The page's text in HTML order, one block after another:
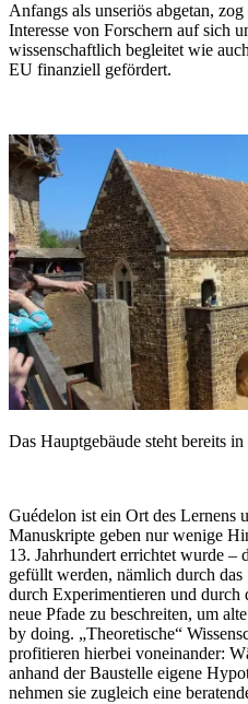
Anfangs als unseriös abgetan,
Interesse von Forschern auf sich
wissenschaftlich begleitet wie
EU finanziell gefördert.
Das Hauptgebäude steht bereits
Guédelon ist ein Ort des Lernens
Manuskripte geben nur wenige
13. Jahrhundert errichtet wurde –
gefüllt werden, nämlich durch
durch Experimentieren und durch
neue Pfade zu beschreiten, um
by doing. „Theoretische“
profitieren hierbei voneinander:
anhand der Baustelle eigene
nehmen sie zugleich eine